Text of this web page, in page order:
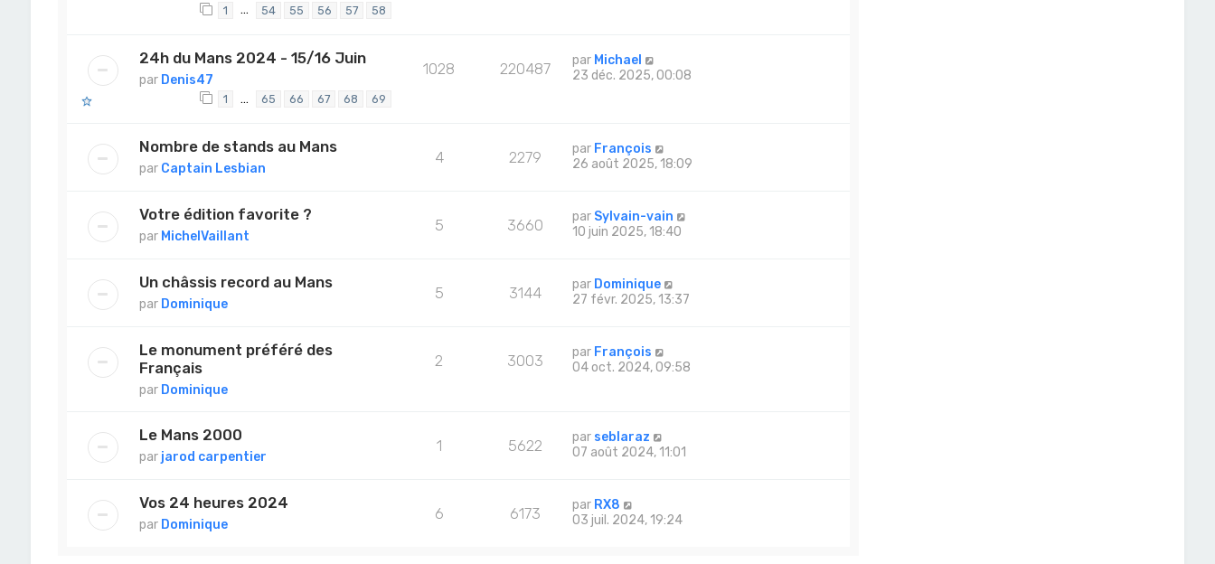
1 … 54 55 56 57 58
24h du Mans 2024 - 15/16 Juin
par Denis47
1 … 65 66 67 68 69
1028 220487 par Michael
23 déc. 2025, 00:08
Nombre de stands au Mans
par Captain Lesbian
4 2279 par François
26 août 2025, 18:09
Votre édition favorite ?
par MichelVaillant
5 3660 par Sylvain-vain
10 juin 2025, 18:40
Un châssis record au Mans
par Dominique
5 3144 par Dominique
27 févr. 2025, 13:37
Le monument préféré des
Français
par Dominique
2 3003 par François
04 oct. 2024, 09:58
Le Mans 2000
par jarod carpentier
1 5622 par seblaraz
07 août 2024, 11:01
Vos 24 heures 2024
par Dominique
6 6173 par RX8
03 juil. 2024, 19:24